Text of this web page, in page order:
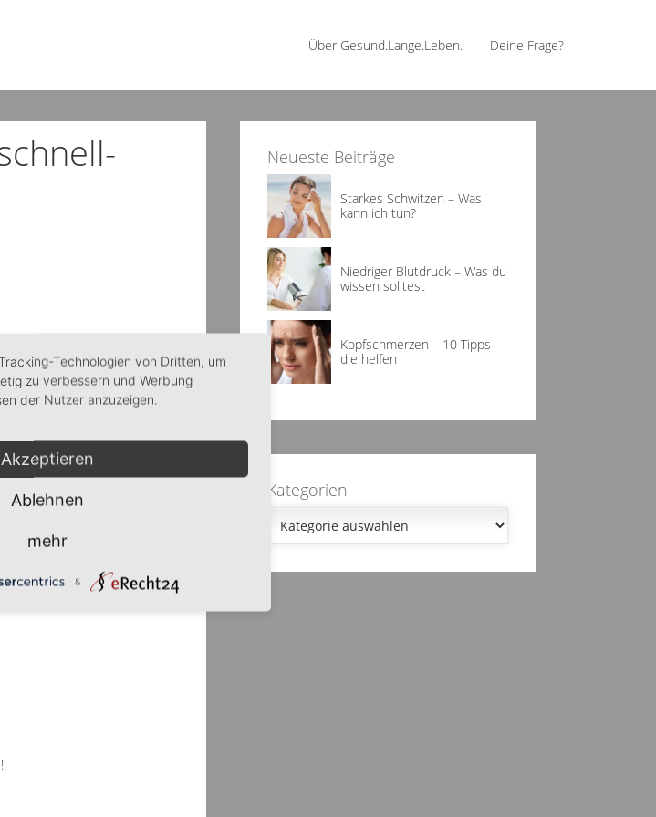
Über Gesund.Lange.Leben. Deine Frage?
Neueste Beiträge
Starkes Schwitzen – Was
kann ich tun?
Niedriger Blutdruck – Was du
wissen solltest
Kopfschmerzen – 10 Tipps
die helfen
Kategorien
Technologien von Dritten, um
zu verbessern und Werbung
der Nutzer anzuzeigen.
Akzeptieren
Ablehnen
mehr
&